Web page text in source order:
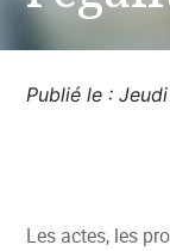
Publié le :
Les actes, les